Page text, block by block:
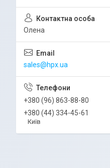
Олена
sales@hpx.ua
+380 (96) 863-88-80
+380 (44) 334-45-61
Київ